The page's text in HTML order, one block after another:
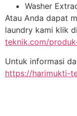
Washer
Atau Anda dapat
laundry kami klik di
teknik.com/
Untuk informasi
https://harimukti-